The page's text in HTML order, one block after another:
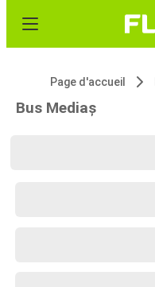
Page d'accueil
Bus Mediaș